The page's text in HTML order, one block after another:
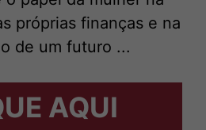
próprias finanças e na
de um futuro ...
AQUI